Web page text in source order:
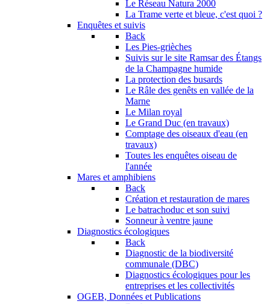
Le Réseau Natura 2000
La Trame verte et bleue, c'est quoi ?
Enquêtes et suivis
Back
Les Pies-grièches
Suivis sur le site Ramsar des Étangs
de la Champagne humide
La protection des busards
Le Râle des genêts en vallée de la
Marne
Le Milan royal
Le Grand Duc (en travaux)
Comptage des oiseaux d'eau (en
travaux)
Toutes les enquêtes oiseau de
l'année
Mares et amphibiens
Back
Création et restauration de mares
Le batrachoduc et son suivi
Sonneur à ventre jaune
Diagnostics écologiques
Back
Diagnostic de la biodiversité
communale (DBC)
Diagnostics écologiques pour les
entreprises et les collectivités
OGEB, Données et Publications